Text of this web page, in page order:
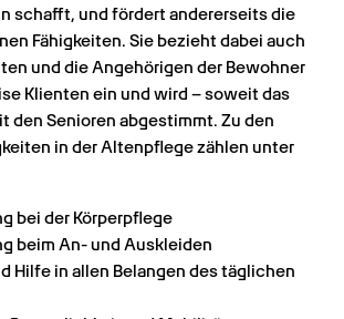
schafft, und fördert andererseits die
Fähigkeiten. Sie bezieht dabei auch
und die Angehörigen der Bewohner
Klienten ein und wird – soweit das
den Senioren abgestimmt. Zu den
in der Altenpflege zählen unter
bei der Körperpflege
beim An- und Auskleiden
Hilfe in allen Belangen des täglichen